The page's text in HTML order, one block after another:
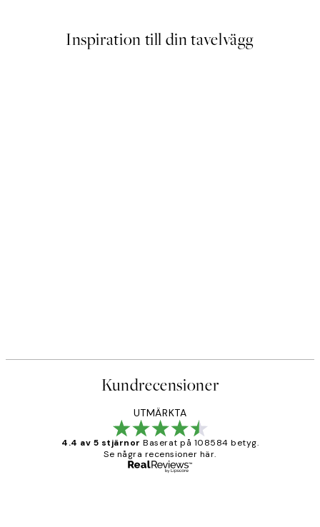
Inspiration till din tavelvägg
Kundrecensioner
UTMÄRKTA
4.4 av 5 stjärnor Baserat på 108584 betyg.
Se några recensioner här.